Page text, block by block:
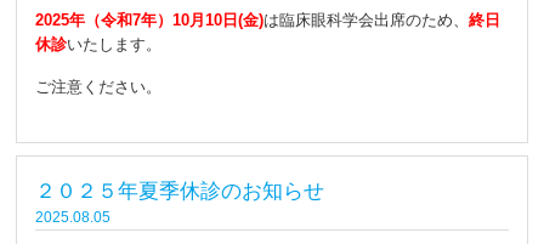
2025年（令和7年）10月10日(金)は臨床眼科学会出席のため、 終日
休診いたします。
ご注意ください。
２０２５年夏季休診のお知らせ
2025.08.05